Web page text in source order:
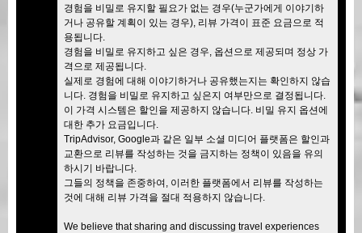
경험을 비밀로 유지할 필요가 없는 경우(누군가에게 이야기하
거나 공유할 계획이 있는 경우), 리뷰 가격이 표준 요금으로 적
용됩니다.
경험을 비밀로 유지하고 싶은 경우, 옵션으로 제공되며 정상 가
격으로 제공됩니다.
실제로 경험에 대해 이야기하거나 공유했는지는 확인하지 않습
니다. 경험을 비밀로 유지하고 싶은지 여부만으로 결정됩니다.
이 가격 시스템은 할인을 제공하지 않습니다. 비밀 유지 옵션에
대한 추가 요금입니다.
TripAdvisor, Google과 같은 일부 소셜 미디어 플랫폼은 할인과
교환으로 리뷰를 작성하는 것을 금지하는 정책이 있음을 유의
하시기 바랍니다.
그들의 정책을 존중하여, 이러한 플랫폼에서 리뷰를 작성하는
것에 대해 리뷰 가격을 절대 적용하지 않습니다.
We believe that sharing and discussing travel experiences